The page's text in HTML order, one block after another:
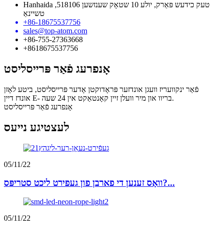
Hanhaida טעק כידעש פּאַרק, יולע 10 שטאָק שענזשען 518106,
טשיינאַ
+86-18675537756
sales@top-atom.com
+86-755-27363668
+8618675537756
אָנפרעג פֿאַר פּרייסליסט
פֿאַר ינקוועריז וועגן אונדזער פּראָדוקטן אָדער פּרייסליסט, ביטע לאָזן
אונדז דיין E- בריוו און מיר וועלן זיין קאָנטאַקט אין 24 שעה.
אָנפרעג פֿאַר פּרייסליסט
לעצטיגע נייעס
05/11/22
וואָס זענען די פארבן פון געפירט ליכט סטריפּס?...
05/11/22